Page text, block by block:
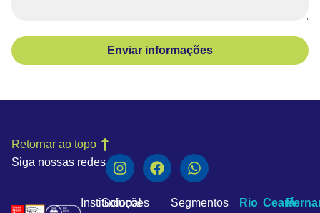
Enviar informações
Siga nossas redes
Retornar ao topo
Institucional
Soluções Segmentos
Rio Ceará